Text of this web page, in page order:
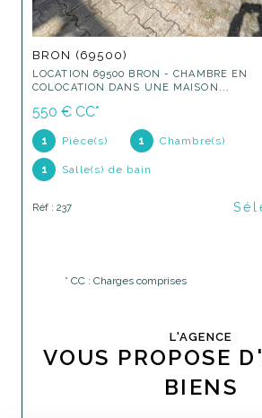
BRON (69500)
LOCATION 69500 BRON - CHAMBRE EN
COLOCATION DANS UNE MAISON...
550 € CC*
1 Pièce(s) 1 Chambre(s)
1 Salle(s) de bain
Réf : 237
* CC : Charges comprises
L'AGENCE
VOUS PROPOSE
BIENS